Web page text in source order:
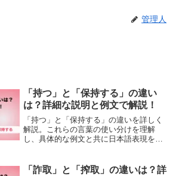
管理人
「持つ」と「保持する」の違い
は？詳細な説明と例文で解説！
「持つ」と「保持する」の違いを詳しく
解説。これらの言葉の使い分けを理解
し、具体的な例文と共に日本語表現を豊
ションを目指します。
「詐取」と「搾取」の違いは？詳